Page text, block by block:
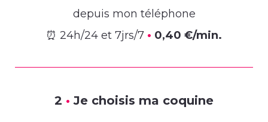
depuis mon téléphone
⏰ 24h/24 et 7jrs/7 • 0,40 €/min.
2 • Je choisis ma coquine